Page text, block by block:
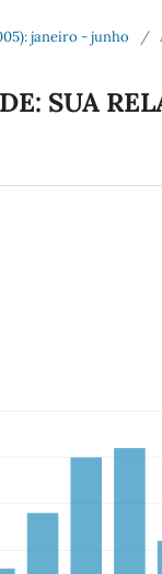
janeiro - junho /
SUA